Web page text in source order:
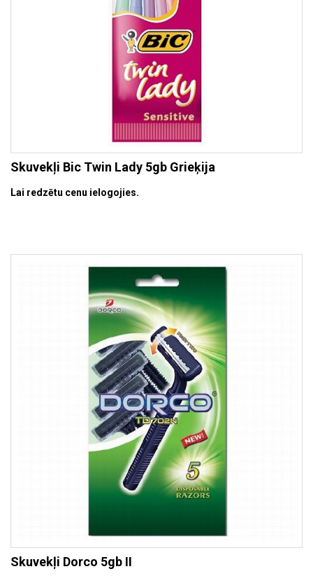
Skuvekļi Bic Twin Lady 5gb Grieķija
Lai redzētu cenu ielogojies.
Skuvekļi Dorco 5gb II